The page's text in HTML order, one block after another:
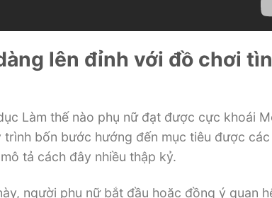
lên đỉnh với đồ chơi
Làm thế nào phụ nữ đạt được cực khoái
bốn bước hướng đến mục tiêu được các
tả cách đây nhiều thập kỷ.
người phụ nữ bắt đầu hoặc đồng ý quan